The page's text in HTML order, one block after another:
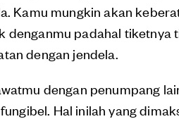
Kamu mungkin akan
denganmu padahal tiketnya
dengan jendela.
dengan penumpang
Hal inilah yang